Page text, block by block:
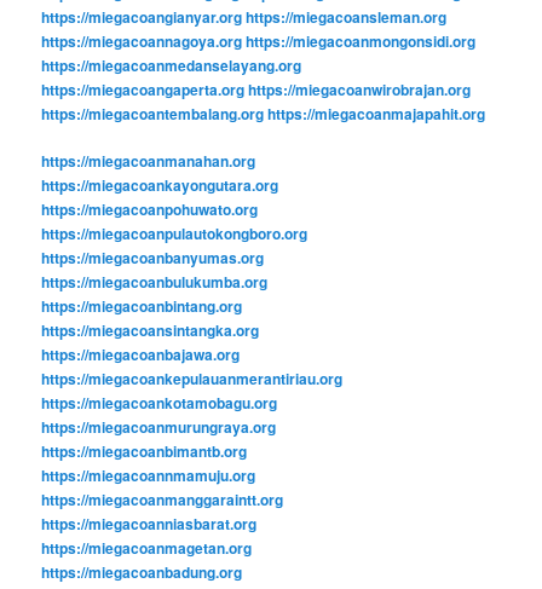
https://miegacoangianyar.orghttps://miegacoansleman.org
https://miegacoannagoya.orghttps://miegacoanmongonsidi.org
https://miegacoanmedanselayang.org
https://miegacoangaperta.orghttps://miegacoanwirobrajan.org
https://miegacoantembalang.orghttps://miegacoanmajapahit.org
https://miegacoanmanahan.org
https://miegacoankayongutara.org
https://miegacoanpohuwato.org
https://miegacoanpulautokongboro.org
https://miegacoanbanyumas.org
https://miegacoanbulukumba.org
https://miegacoanbintang.org
https://miegacoansintangka.org
https://miegacoanbajawa.org
https://miegacoankepulauanmerantiriau.org
https://miegacoankotamobagu.org
https://miegacoanmurungraya.org
https://miegacoanbimantb.org
https://miegacoannmamuju.org
https://miegacoanmanggaraintt.org
https://miegacoanniasbarat.org
https://miegacoanmagetan.org
https://miegacoanbadung.org